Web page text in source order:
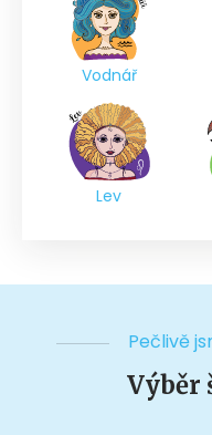
Vodnář
Lev
Pečlivě
Výběr